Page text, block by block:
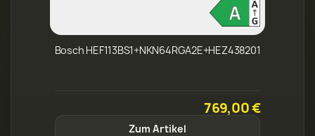
Bosch HEF113BS1+NKN64RGA2E+HEZ438201
769,00 €
Zum Artikel